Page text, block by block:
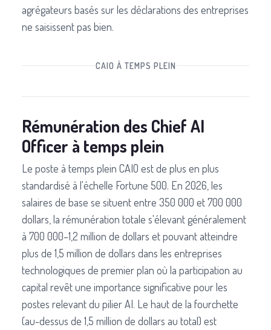
agrégateurs basés sur les déclarations des entreprises
ne saisissent pas bien.
CAIO À TEMPS PLEIN
Rémunération des Chief AI
Officer à temps plein
Le poste à temps plein CAIO est de plus en plus
standardisé à l'échelle Fortune 500. En 2026, les
salaires de base se situent entre 350 000 et 700 000
dollars, la rémunération totale s'élevant généralement
à 700 000–1,2 million de dollars et pouvant atteindre
plus de 1,5 million de dollars dans les entreprises
technologiques de premier plan où la participation au
capital revêt une importance significative pour les
postes relevant du pilier AI. Le haut de la fourchette
(au-dessus de 1,5 million de dollars au total) est